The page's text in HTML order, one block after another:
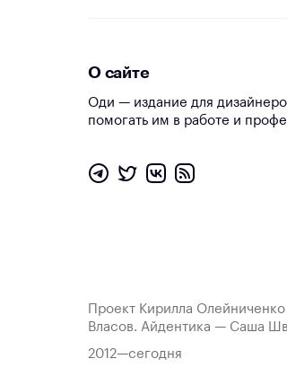
О сайте
Оди — издание для
помогать им в работе и
Проект Кирилла
Власов. Айдентика — Саша
2012—сегодня